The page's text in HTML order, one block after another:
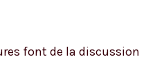
font de la discussion